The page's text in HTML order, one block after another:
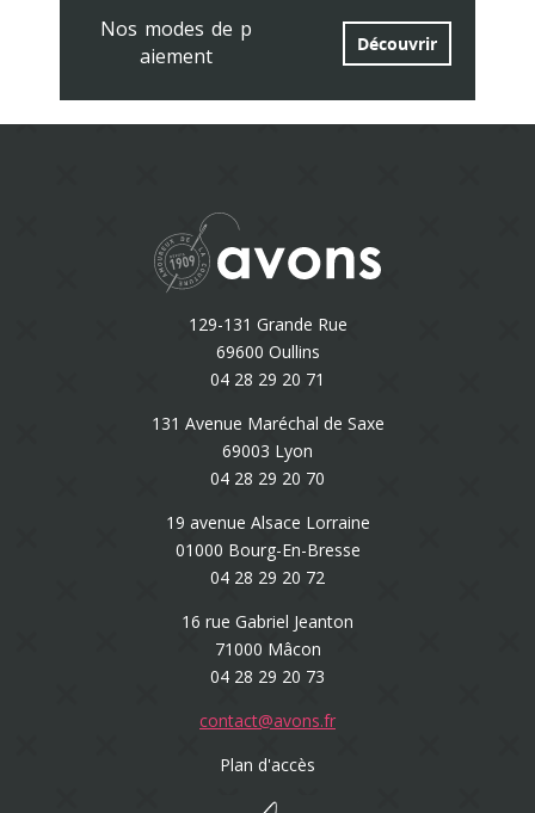
Nos modes de p
aiement
Découvrir
129-131 Grande Rue
69600 Oullins
04 28 29 20 71
131 Avenue Maréchal de Saxe
69003 Lyon
04 28 29 20 70
19 avenue Alsace Lorraine
01000 Bourg-En-Bresse
04 28 29 20 72
16 rue Gabriel Jeanton
71000 Mâcon
04 28 29 20 73
contact@avons.fr
Plan d'accès